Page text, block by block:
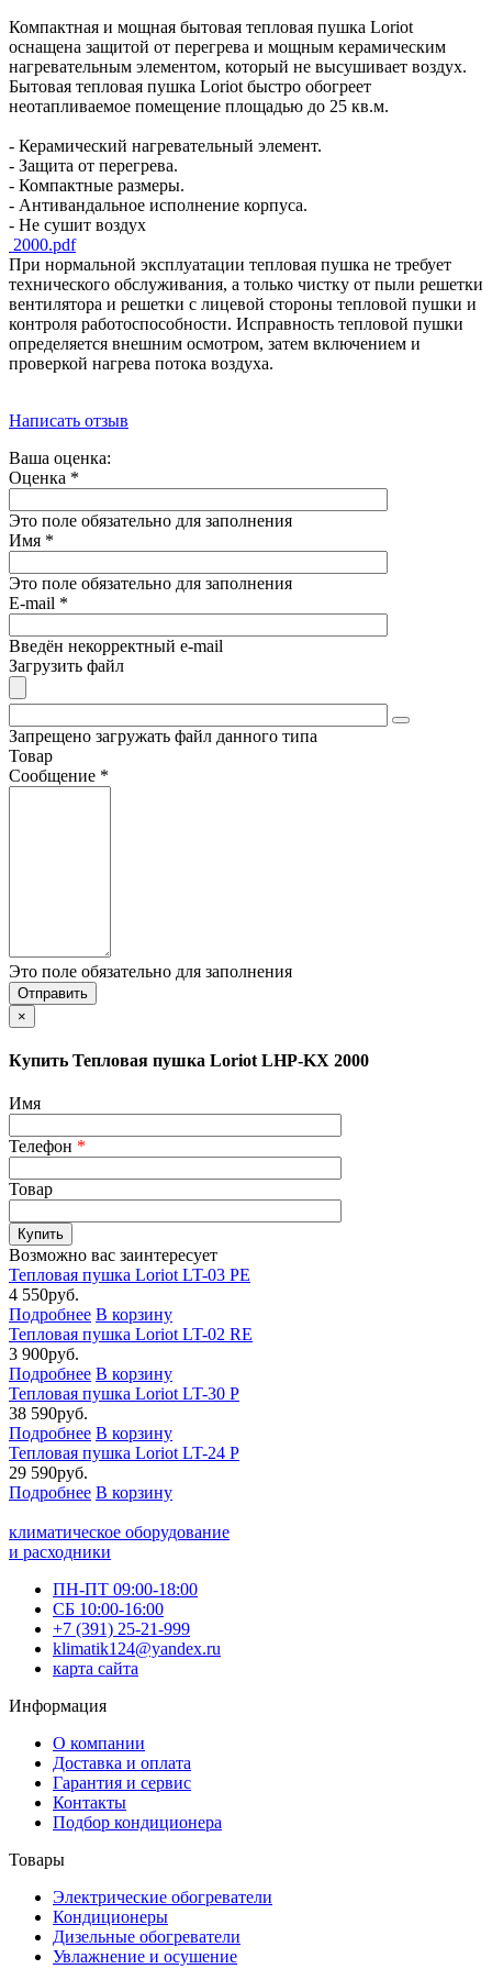
Компактная и мощная бытовая тепловая пушка Loriot
оснащена защитой от перегрева и мощным керамическим
нагревательным элементом, который не высушивает воздух.
Бытовая тепловая пушка Loriot быстро обогреет
неотапливаемое помещение площадью до 25 кв.м.
- Керамический нагревательный элемент.
- Защита от перегрева.
- Компактные размеры.
- Антивандальное исполнение корпуса.
- Не сушит воздух
2000.pdf
При нормальной эксплуатации тепловая пушка не требует
технического обслуживания, а только чистку от пыли решетки
вентилятора и решетки с лицевой стороны тепловой пушки и
контроля работоспособности. Исправность тепловой пушки
определяется внешним осмотром, затем включением и
проверкой нагрева потока воздуха.
Написать отзыв
Ваша оценка:
Оценка *
Это поле обязательно для заполнения
Имя *
Это поле обязательно для заполнения
E-mail *
Введён некорректный e-mail
Загрузить файл
Запрещено загружать файл данного типа
Товар
Сообщение *
Это поле обязательно для заполнения
×
Купить Тепловая пушка Loriot LHP-KX 2000
Имя
Телефон *
Товар
Возможно вас заинтересует
Тепловая пушка Loriot LT-03 PE
4 550руб.
Подробнее В корзину
Тепловая пушка Loriot LT-02 RE
3 900руб.
Подробнее В корзину
Тепловая пушка Loriot LT-30 P
38 590руб.
Подробнее В корзину
Тепловая пушка Loriot LT-24 P
29 590руб.
Подробнее В корзину
климатическое оборудование
и расходники
ПН-ПТ 09:00-18:00
СБ 10:00-16:00
+7 (391) 25-21-999
klimatik124@yandex.ru
карта сайта
Информация
О компании
Доставка и оплата
Гарантия и сервис
Контакты
Подбор кондиционера
Товары
Электрические обогреватели
Кондиционеры
Дизельные обогреватели
Увлажнение и осушение